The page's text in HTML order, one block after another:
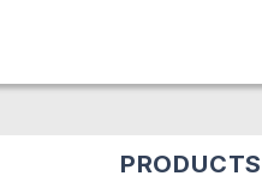
PRODUCTS